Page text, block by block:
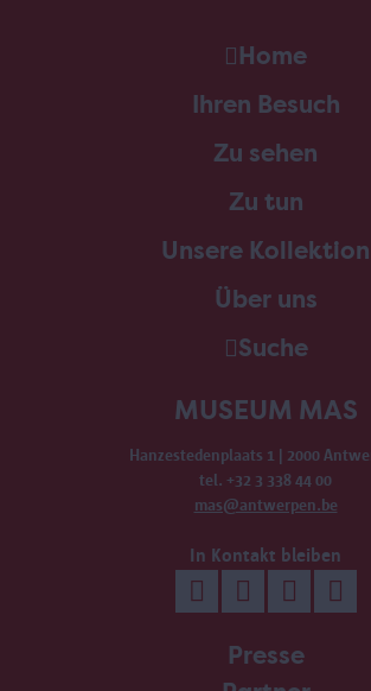
Home
Ihren Besuch
Zu sehen
Zu tun
Unsere Kollektion
Über uns
Suche
MUSEUM MAS
Hanzestedenplaats 1 | 2000
tel. +32 3 338 44 00
mas@antwerpen.be
In Kontakt bleiben
Presse